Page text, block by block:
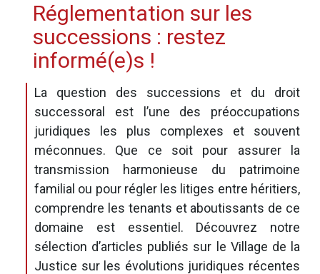
Réglementation sur les
successions : restez
informé(e)s !
La question des successions et du droit
successoral est l’une des préoccupations
juridiques les plus complexes et souvent
méconnues. Que ce soit pour assurer la
transmission harmonieuse du patrimoine
familial ou pour régler les litiges entre héritiers,
comprendre les tenants et aboutissants de ce
domaine est essentiel. Découvrez notre
sélection d’articles publiés sur le Village de la
Justice sur les évolutions juridiques récentes